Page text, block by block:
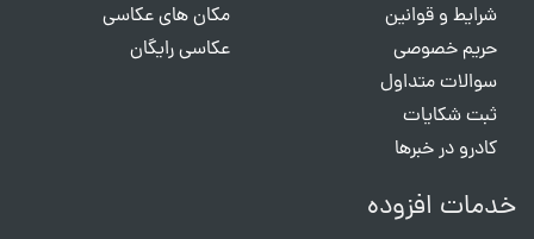
شرایط و قوانین
حریم خصوصی
سوالات متداول
ثبت شکایات
کادرو در خبرها
مکان های عکاسی
عکاسی رایگان
خدمات افزوده